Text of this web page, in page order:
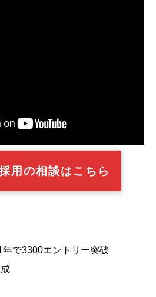
用の相談はこちら
年で3300エントリー突破